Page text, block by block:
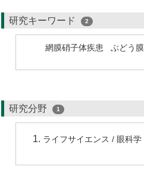
研究キーワード 2
網膜硝子体疾患 ぶどう
研究分野 1
ライフサイエンス / 眼科